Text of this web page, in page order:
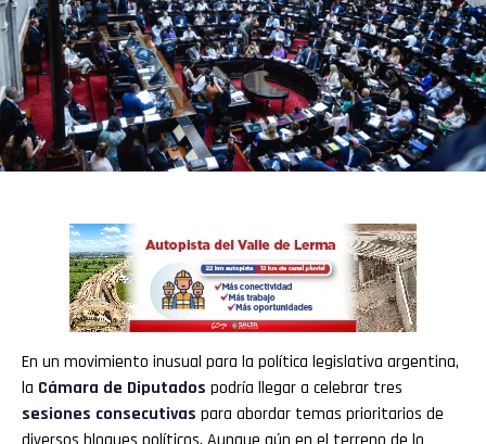
En un movimiento inusual para la política legislativa argentina,
la Cámara de Diputados podría llegar a celebrar tres
sesiones consecutivas para abordar temas prioritarios de